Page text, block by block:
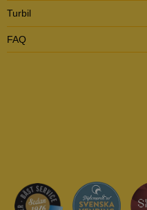
Turbil
FAQ